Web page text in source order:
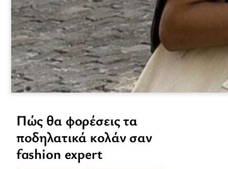
Πώς θα φορέσεις τα
ποδηλατικά κολάν σαν
fashion expert